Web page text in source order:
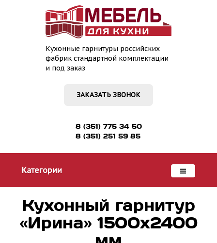
Кухонные гарнитуры российских
фабрик стандартной комплектации
и под заказ
ЗАКАЗАТЬ ЗВОНОК
8 (351) 775 34 50
8 (351) 251 59 85
Категории
Кухонный гарнитур
«Ирина» 1500х2400